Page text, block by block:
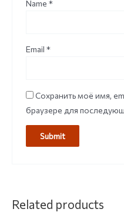
Name *
Email *
Сохранить моё имя,
браузере для
Related products